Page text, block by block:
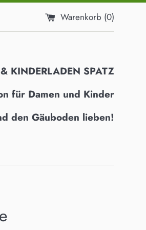
Warenkorb (0)
KINDERLADEN SPATZ
für Damen und Kinder
den Gäuboden lieben!